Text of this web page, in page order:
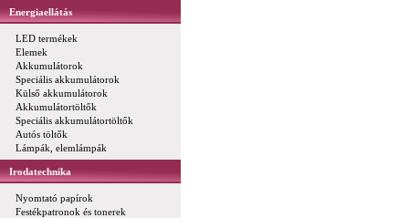
Energiaellátás
LED termékek
Elemek
Akkumulátorok
Speciális akkumulátorok
Külső akkumulátorok
Akkumulátortöltők
Speciális akkumulátortöltők
Autós töltők
Lámpák, elemlámpák
Irodatechnika
Nyomtató papírok
Festékpatronok és tonerek